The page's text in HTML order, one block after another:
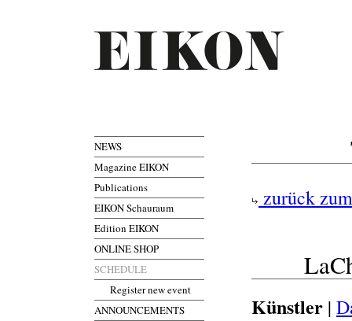
NEWS
Magazine EIKON
Publications
EIKON Schauraum
Edition EIKON
ONLINE SHOP
SCHEDULE
Register new event
ANNOUNCEMENTS
zurück
Künstler |